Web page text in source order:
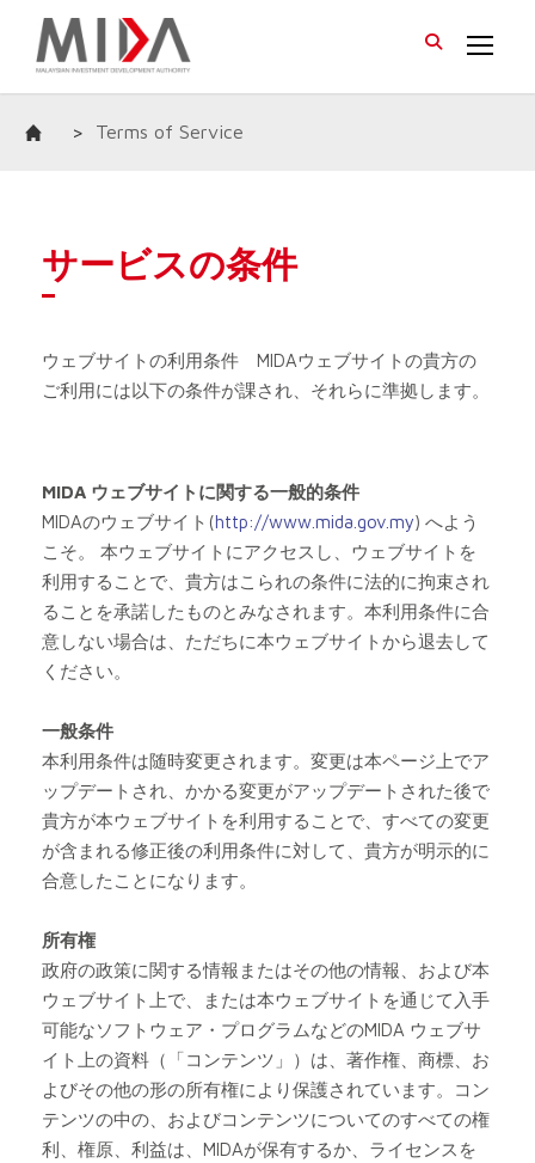
> Terms of Service
サービスの条件
ウェブサイトの利用条件 MIDAウェブサイトの貴方の
ご利用には以下の条件が課され、それらに準拠します。
MIDA ウェブサイトに関する一般的条件
MIDAのウェブサイト (http://www.mida.gov.my) へよう
こそ。
本ウェブサイトにアクセスし、ウェブサイトを
利用することで、貴方はこられの条件に法的に拘束され
ることを承諾したものとみなされます。本利用条件に合
意しない場合は、ただちに本ウェブサイトから退去して
ください。
一般条件
本利用条件は随時変更されます。変更は本ページ上でア
ップデートされ、かかる変更がアップデートされた後で
貴方が本ウェブサイトを利用することで、すべての変更
が含まれる修正後の利用条件に対して、貴方が明示的に
合意したことになります。
所有権
政府の政策に関する情報またはその他の情報、および本
ウェブサイト上で、または本ウェブサイトを通じて入手
可能なソフトウェア・プログラムなどのMIDA ウェブサ
イト上の資料（「コンテンツ」）は、著作権、商標、お
よびその他の形の所有権により保護されています。コン
テンツの中の、およびコンテンツについてのすべての権
利、権原、利益は、 MIDAが保有するか、ライセンスを